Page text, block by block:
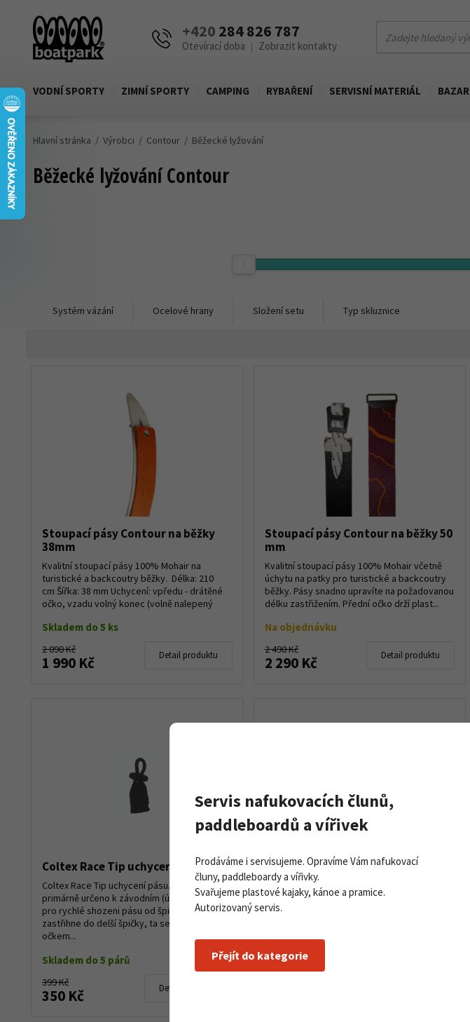
+420 284 826 787
Otevírací doba | Zobrazit kontakty
VODNÍ SPORTY ZIMNÍ SPORTY CAMPING RYBAŘENÍ SERVISNÍ MATERIÁL BAZAR
Hlavní stránka Výrobci Contour Běžecké lyžování
Běžecké lyžování Contour
Systém vázání Ocelové hrany Složení setu Typ skluznice
Stoupací pásy Contour na běžky
38mm
Kvalitní stoupací pásy 100% Mohair na
turistické a backcoutry běžky. Délka: 210
cm Šířka: 38 mm Uchycení: vpředu - drátěné
očko, vzadu volný konec (volně nalepený
Skladem do 5 ks
2 090 Kč
1 990 Kč Detail produktu
Stoupací pásy Contour na běžky 50
mm
Kvalitní stoupací pásy 100% Mohair včetně
úchytu na patky pro turistické a backcoutry
běžky. Pásy snadno upravíte na požadovanou
délku zastřižením. Přední očko drží plast...
Na objednávku
2 490 Kč
2 290 Kč Detail produktu
Coltex Race Tip uchycení pásu
Coltex Race Tip uchycení pásu. Uchycení
primárně určeno k závodním (úzkým) lyžím
pro rychlé shozeni pásu od špičky. Pás se
zastřihne do delší špičky, ta se protáhne
očkem...
Skladem do 5 párů
399 Kč
350 Kč Detail produktu
Dětské stoupací pásy na běžky
Contour MIX 110 cm
S dětskými stoupacími pásy na běžky
Contour MIX 110 cm již nebudou Vašmu dítěti
Skladem do 5 párů
Servis nafukovacích člunů,
paddleboardů a vířivek
Prodáváme i servisujeme. Opravíme Vám nafukovací
čluny, paddleboardy a vířivky.
Svařujeme plastové kajaky, kánoe a pramice.
Autorizovaný servis.
Přejít do kategorie